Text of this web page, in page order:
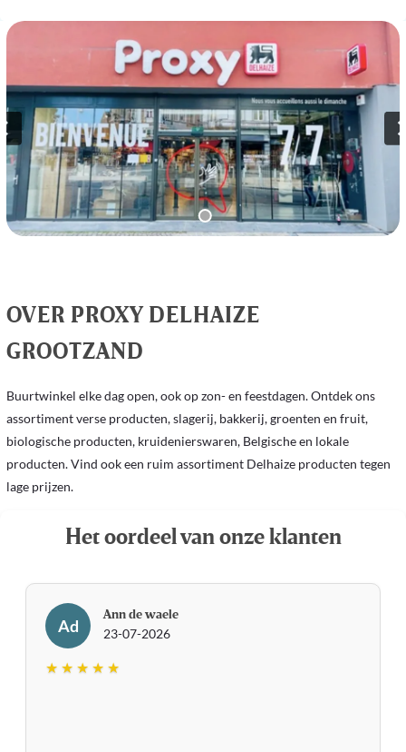
OVER PROXY DELHAIZE
GROOTZAND
Buurtwinkel elke dag open, ook op zon- en feestdagen. Ontdek ons ​​
assortiment verse producten, slagerij, bakkerij, groenten en fruit,
biologische producten, kruidenierswaren, Belgische en lokale
producten. Vind ook een ruim assortiment Delhaize producten tegen
lage prijzen.
Het oordeel van onze klanten
Ad
Ann de waele
23-07-2026
★ ★ ★ ★ ★